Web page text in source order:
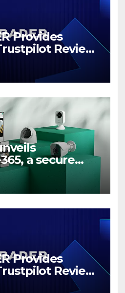
Provides
Review
a secure
for modern,
Provides
Review